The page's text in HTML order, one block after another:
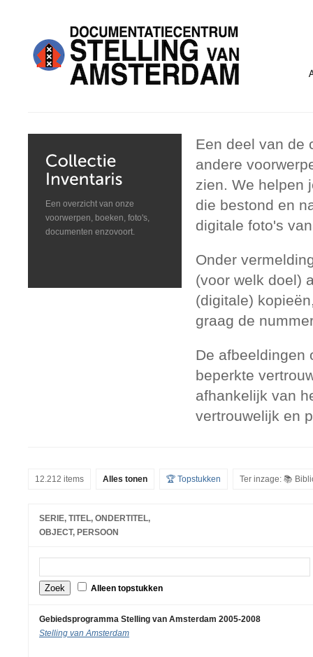
Een overzicht van onze
voorwerpen, boeken, foto's,
documenten enzovoort.
Een deel van de
andere
zien. We helpen
die bestond en
digitale foto's
Onder
(voor welk doel)
(digitale)
graag de
De afbeeldingen
beperkte
afhankelijk van
vertrouwelijk en
12.212 items Alles tonen 🏆 Topstukken Ter inzage: 📚
SERIE, TITEL, ONDERTITEL,
OBJECT, PERSOON
Alleen topstukken
Gebiedsprogramma Stelling van Amsterdam 2005-2008
Stelling van Amsterdam